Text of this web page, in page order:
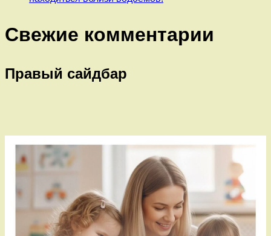
Свежие комментарии
Правый сайдбар